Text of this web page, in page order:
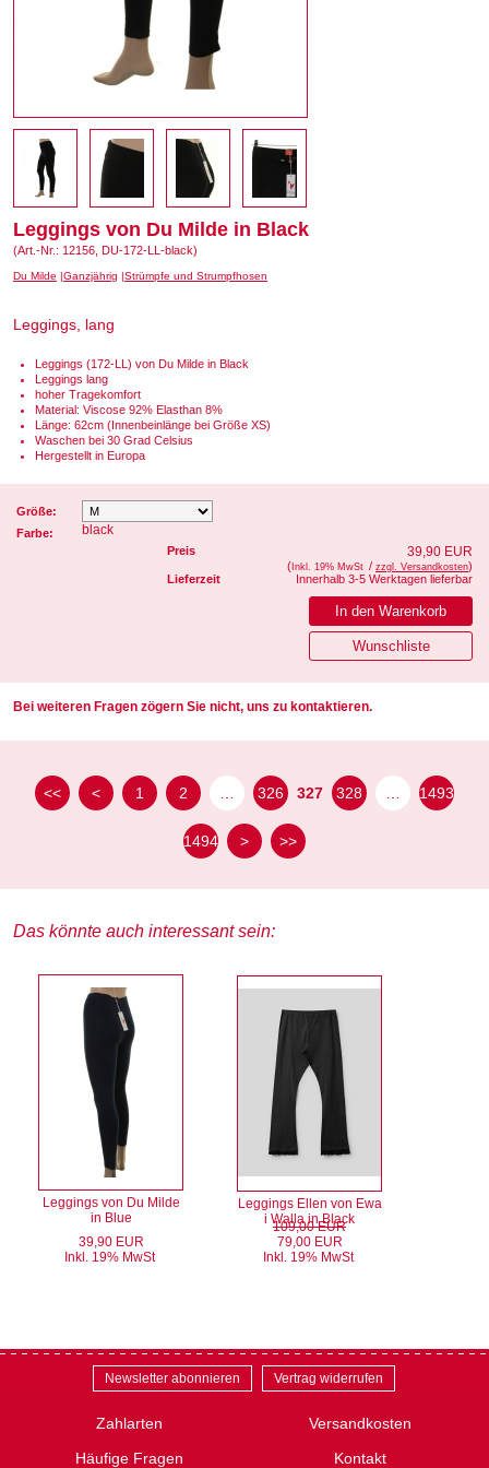
Leggings von Du Milde in Black
(Art.-Nr.: 12156, DU-172-LL-black)
Du Milde Ganzjährig Strümpfe und Strumpfhosen
Leggings, lang
Leggings (172-LL) von Du Milde in Black
Leggings lang
hoher Tragekomfort
Material: Viscose 92% Elasthan 8%
Länge: 62cm (Innenbeinlänge bei Größe XS)
Waschen bei 30 Grad Celsius
Hergestellt in Europa
Größe:
Farbe:
black
Preis 39,90 EUR
( Inkl. 19% MwSt / zzgl. Versandkosten)
Lieferzeit
Innerhalb 3-5 Werktagen lieferbar
Bei weiteren Fragen zögern Sie nicht, uns zu kontaktieren.
<< < 1 2 326 327 328 1493
1494 > >>
Das könnte auch interessant sein:
Leggings von Du Milde
in Blue
39,90 EUR
Inkl. 19% MwSt
Leggings Ellen von Ewa
i Walla in Black
109,00 EUR
79,00 EUR
Inkl. 19% MwSt
Newsletter abonnieren Vertrag widerrufen
Zahlarten
Versandkosten
Häufige Fragen
Kontakt